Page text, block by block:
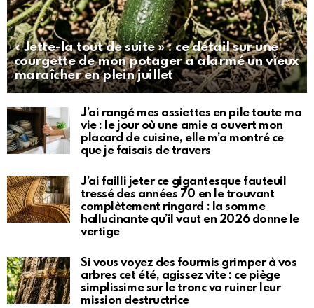
« Jette-la tout de suite » : ce détail sur une
courgette de mon potager a alarmé un vieux
maraîcher en plein juillet
J’ai rangé mes assiettes en pile toute ma
vie : le jour où une amie a ouvert mon
placard de cuisine, elle m’a montré ce
que je faisais de travers
J’ai failli jeter ce gigantesque fauteuil
tressé des années 70 en le trouvant
complètement ringard : la somme
hallucinante qu’il vaut en 2026 donne le
vertige
Si vous voyez des fourmis grimper à vos
arbres cet été, agissez vite : ce piège
simplissime sur le tronc va ruiner leur
mission destructrice